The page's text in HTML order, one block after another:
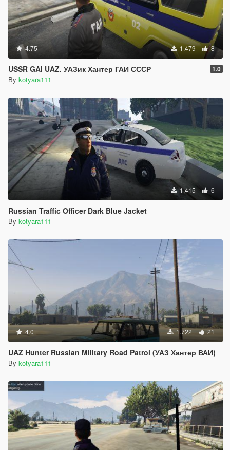
4.75 1.479 8
USSR GAI UAZ. УАЗик Хантер ГАИ СССР 1.0
By kotyara111
1.415 6
Russian Traffic Officer Dark Blue Jacket
By kotyara111
4.0 1.722 21
UAZ Hunter Russian Military Road Patrol (УАЗ Хантер ВАИ)
By kotyara111